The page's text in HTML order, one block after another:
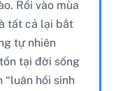
Rồi vào mùa
tất cả lại bắt
tự nhiên
tại đời sống
hồi sinh